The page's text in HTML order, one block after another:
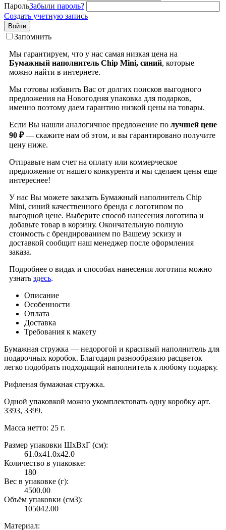
ПарольЗабыли пароль?
Создать учетную запись
Войти
Запомнить
Мы гарантируем, что у нас самая низкая цена на
Бумажный наполнитель Chip Mini, синий, которые
можно найти в интернете.
Мы готовы избавить Вас от долгих поисков выгодного
предложения на Новогодняя упаковка для подарков,
именно поэтому даем гарантию низкой цены на товары.
Если Вы нашли аналогичное предложение по лучшей цене
90 ₽— скажите нам об этом, и вы гарантировано получите
цену ниже.
Отправьте нам счет на оплату или коммерческое
предложение от нашего конкурента и мы сделаем цены еще
интереснее!
У нас Вы можете заказать Бумажный наполнитель Chip
Mini, синий качественного бренда с логотипом по
выгодной цене. Выберите способ нанесения логотипа и
добавьте товар в корзину. Окончательную полную
стоимость с брендированием по Вашему эскизу и
доставкой сообщит наш менеджер после оформления
заказа.
Подробнее о видах и способах нанесения логотипа можно
узнать здесь.
Описание
Особенности
Оплата
Доставка
Требования к макету
Бумажная стружка — недорогой и красивый наполнитель для
подарочных коробок. Благодаря разнообразию расцветок
легко подобрать подходящий наполнитель к любому подарку.
Рифленая бумажная стружка.
Одной упаковкой можно укомплектовать одну коробку арт.
3393, 3399.
Масса нетто: 25 г.
Размер упаковки ШxВxГ (см):
61.0x41.0x42.0
Количество в упаковке:
180
Вес в упаковке (г):
4500.00
Объём упаковки (см3):
105042.00
Материал: